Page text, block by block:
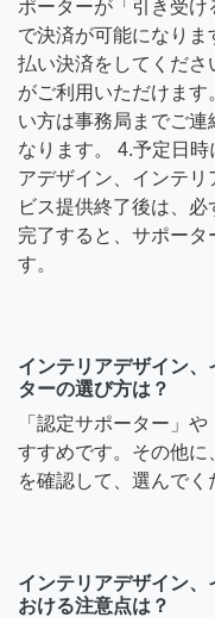
ポーターが「引き受け
で決済が可能になり
払い決済をしてくださ
がご利用いただけま
い方は事務局までご連
なります。 4.予定日
アデザイン、インテ
ビス提供終了後は、
完了すると、サポータ
す。
インテリアデザイン
ターの選び方は？
「認定サポーター」
すすめです。その他
を確認して、選んでく
インテリアデザイン
おける注意点は？